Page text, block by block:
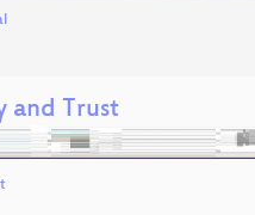
and Trust